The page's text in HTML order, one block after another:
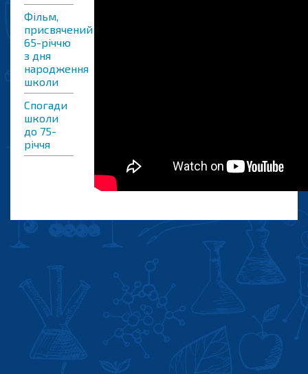
Фільм,
присвячений
65-річчю
з дня
народження
школи
Спогади
школи
до 75-
річчя